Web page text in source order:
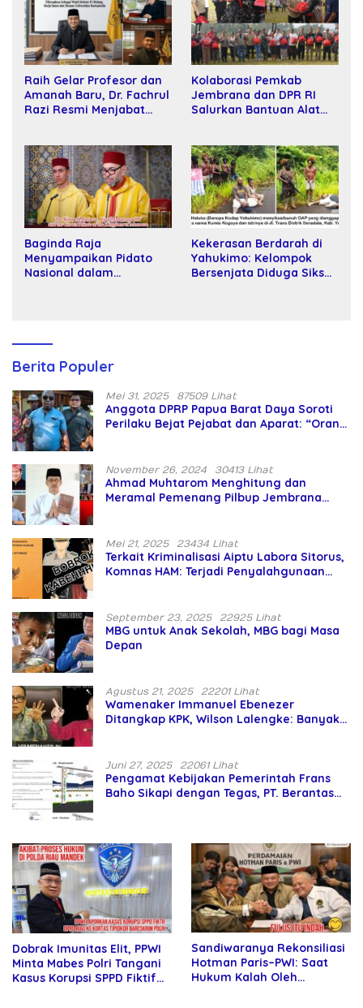
Raih Gelar Profesor dan
Amanah Baru, Dr. Fachrul
Razi Resmi Menjabat
Kolaborasi Pemkab
Jembrana dan DPR RI
Salurkan Bantuan Alat
Baginda Raja
Menyampaikan Pidato
Nasional dalam
Kekerasan Berdarah di
Yahukimo: Kelompok
Bersenjata Diduga Siksa
Berita Populer
Mei 31, 2025 87509 Lihat
Anggota DPRP Papua Barat Daya Soroti
Perilaku Bejat Pejabat dan Aparat: “Orang
November 26, 2024 30413 Lihat
Ahmad Muhtarom Menghitung dan
Meramal Pemenang Pilbup Jembrana
Mei 21, 2025 23434 Lihat
Terkait Kriminalisasi Aiptu Labora Sitorus,
Komnas HAM: Terjadi Penyalahgunaan
September 23, 2025 22925 Lihat
MBG untuk Anak Sekolah, MBG bagi Masa
Depan
Agustus 21, 2025 22201 Lihat
Wamenaker Immanuel Ebenezer
Ditangkap KPK, Wilson Lalengke: Banyak
Juni 27, 2025 22061 Lihat
Pengamat Kebijakan Pemerintah Frans
Baho Sikapi dengan Tegas, PT. Berantas
Dobrak Imunitas Elit, PPWI
Minta Mabes Polri Tangani
Kasus Korupsi SPPD Fiktif
Sandiwaranya Rekonsiliasi
Hotman Paris–PWI: Saat
Hukum Kalah Oleh